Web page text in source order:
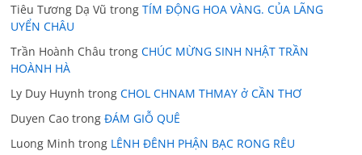
Tiêu Tương Dạ Vũ trongTÍM ĐỘNG HOA VÀNG. CỦA LÃNG
UYỂN CHÂU
Trần Hoành Châu trongCHÚC MỪNG SINH NHẬT TRẦN
HOÀNH HÀ
Ly Duy Huynh trongCHOL CHNAM THMAY ở CẦN THƠ
Duyen Cao trongĐÁM GIỖ QUÊ
Luong Minh trong LÊNH ĐÊNH PHẬN BẠC RONG RÊU